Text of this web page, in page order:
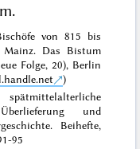
von 815 bis
Mainz. Das Bistum
Folge, 20), Berlin
)
Überlieferung und
Beihefte,
95